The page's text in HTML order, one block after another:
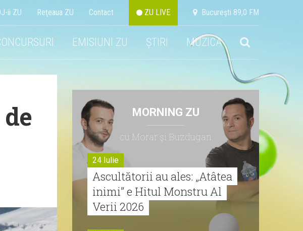
ii ZU Reţeaua ZU Contact ZU LIVE Bucureşti 89,0 FM
EMISIUNI ZU ȘTIRI MUZICA
MORNING ZU
cu Morar şi Buzdugan
24 Iulie
Ascultătorii au ales: „Atâtea
inimi” e Hitul Monstru Al
Verii 2026